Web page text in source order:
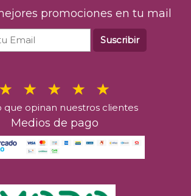
promociones en tu mail
Suscribir
que opinan nuestros clientes
Medios de pago